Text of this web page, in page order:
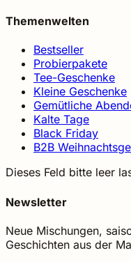
Themenwelten
Bestseller
Probierpakete
Tee-Geschenke
Kleine Geschenke
Gemütliche
Kalte Tage
Black Friday
B2B
Dieses Feld bitte leer
Newsletter
Neue Mischungen,
Geschichten aus der